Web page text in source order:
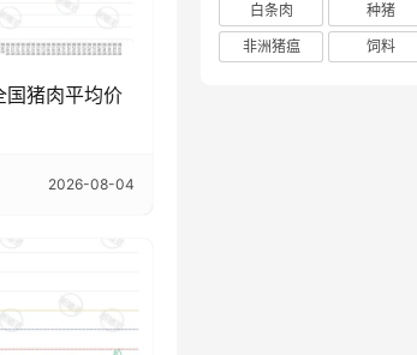
猪肉平均价
2026-08-04
白条肉
种猪
非洲猪瘟
饲料